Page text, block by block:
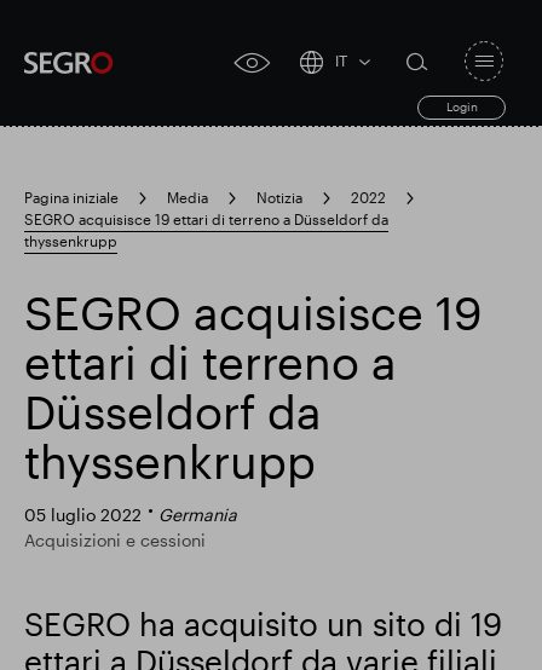
accessibility
IT
Login
search
form
search
Search
for
Ricerca popolare
Responsabile SEGRO
Slough proprietà commerciale
toggle
Pagina iniziale Media Notizia
2022
SEGRO acquisisce 19 ettari di terreno a Düsseldorf da
thyssenkrupp
SEGRO acquisisce 19
ettari di terreno a
Düsseldorf da
thyssenkrupp
05 luglio 2022
Germania
Acquisizioni e cessioni
SEGRO ha acquisito un sito di 19
ettari a Düsseldorf da varie filiali